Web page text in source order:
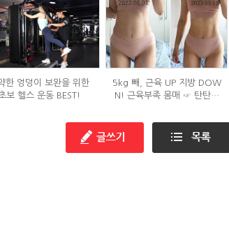
한 엉덩이 보완을 위한
보 헬스 운동 BEST!
5kg 빼, 근육 UP 지방 DOW
N! 근육부족 몸매 ☞ 탄탄몸